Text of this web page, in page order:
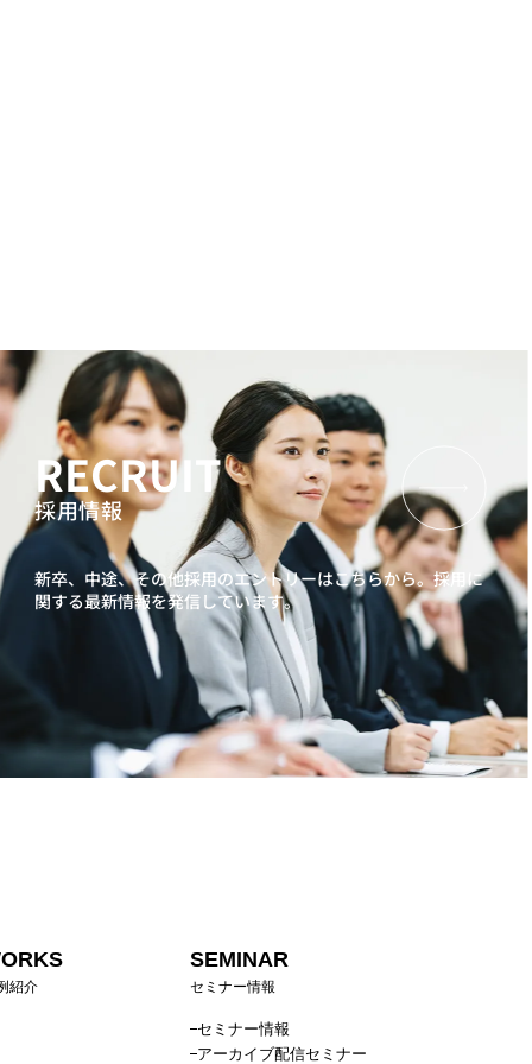
RECRUIT
採用情報
新卒、中途、その他採用のエントリーはこちらから。採用に
関する最新情報を発信しています。
紹介
SEMINAR
セミナー情報
セミナー情報
アーカイブ配信セミナー